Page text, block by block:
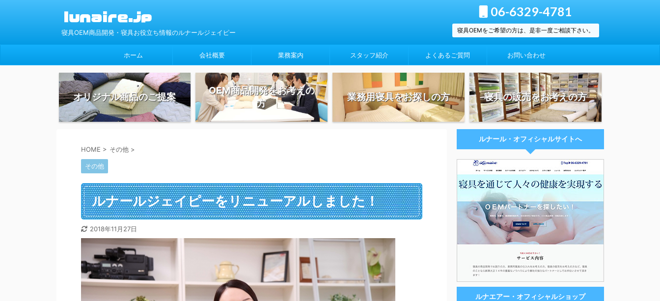
寝具OEM商品開発・寝具お役立ち情報のルナールジェイピー
06-6329-4781
寝具OEMをご希望の方は、是非一度ご相談下さい。
ホーム 会社概要 業務案内 スタッフ紹介 よくあるご質問 お問い合わせ
オリジナル商品のご提案
OEM商品開発をお考えの
方
業務用寝具をお探しの方 寝具の販売をお考えの方
HOME > その他 >
その他
ルナールジェイピーをリニューアルしました！
2018年11月27日
ルナール・オフィシャルサイトへ
ルナエアー・オフィシャルショップ